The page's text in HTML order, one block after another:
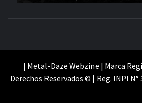
| Metal-Daze Webzine | Marca
Derechos Reservados © | Reg. INPI